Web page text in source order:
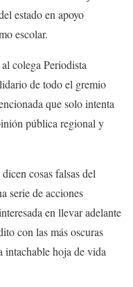
estado en apoyo
escolar.
colega Periodista
de todo el gremio
que solo intenta
pública regional y
cosas falsas del
serie de acciones
en llevar adelante
con las más oscuras
intachable hoja de vida